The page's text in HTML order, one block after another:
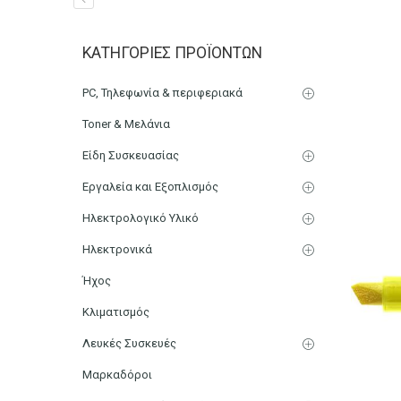
Μαρκαδόρος
ΚΑΤΗΓΟΡΊΕΣ ΠΡΟΪΌΝΤΩΝ
PC, Τηλεφωνία & περιφεριακά
Toner & Μελάνια
Είδη Συσκευασίας
Εργαλεία και Εξοπλισμός
Ηλεκτρολογικό Υλικό
Ηλεκτρονικά
Ήχος
Κλιματισμός
Λευκές Συσκευές
Μαρκαδόροι